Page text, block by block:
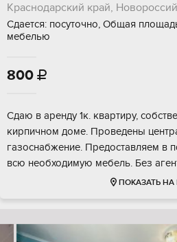
Краснодарский край,
Сдается: посуточно, Общая
мебелью
800 
Сдаю в аренду 1к. квартиру,
кирпичном доме. Проведены
газоснабжение. Предоставляем в
всю необходимую мебель. Без
ПОКАЗАТЬ НА